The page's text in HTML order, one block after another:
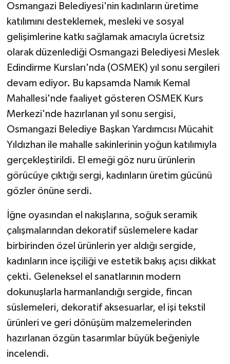
Osmangazi Belediyesi'nin kadınların üretime
katılımını desteklemek, mesleki ve sosyal
gelişimlerine katkı sağlamak amacıyla ücretsiz
olarak düzenlediği Osmangazi Belediyesi Meslek
Edindirme Kursları'nda (OSMEK) yıl sonu sergileri
devam ediyor. Bu kapsamda Namık Kemal
Mahallesi'nde faaliyet gösteren OSMEK Kurs
Merkezi'nde hazırlanan yıl sonu sergisi,
Osmangazi Belediye Başkan Yardımcısı Mücahit
Yıldızhan ile mahalle sakinlerinin yoğun katılımıyla
gerçekleştirildi. El emeği göz nuru ürünlerin
görücüye çıktığı sergi, kadınların üretim gücünü
gözler önüne serdi.
İğne oyasından el nakışlarına, soğuk seramik
çalışmalarından dekoratif süslemelere kadar
birbirinden özel ürünlerin yer aldığı sergide,
kadınların ince işçiliği ve estetik bakış açısı dikkat
çekti. Geleneksel el sanatlarının modern
dokunuşlarla harmanlandığı sergide, fincan
süslemeleri, dekoratif aksesuarlar, el işi tekstil
ürünleri ve geri dönüşüm malzemelerinden
hazırlanan özgün tasarımlar büyük beğeniyle
incelendi.
İş Dünyası
Jandarma
Kadın
KÜLTÜR SANAT
MAGAZİN
Otomobil
POLİTİKA
SPOR HABERLERİ
TEKNOLOJİ
Turizm
ÜLKE GÜNDEMİ
YAŞAM